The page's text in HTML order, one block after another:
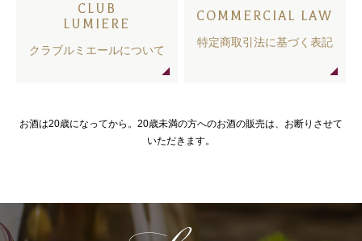
CLUB
LUMIERE
クラブルミエールについて
COMMERCIAL LAW
特定商取引法に基づく表記
お酒は20歳になってから。20歳未満の方へのお酒の販売は、お断りさせて
いただきます。